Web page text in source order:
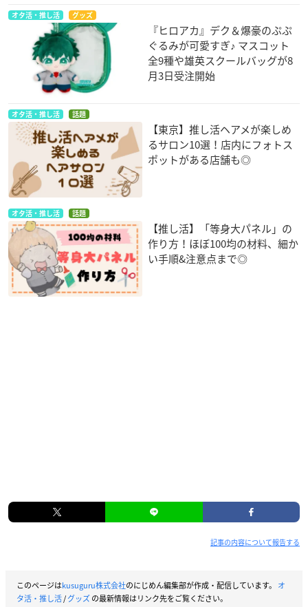
オタ活・推し活 グッズ
『ヒロアカ』デク＆爆豪のぷぷ
ぐるみが可愛すぎ♪ マスコット
全9種や雄英スクールバッグが8
月3日受注開始
オタ活・推し活 話題
【東京】推し活ヘアメが楽しめ
るサロン10選！店内にフォトス
ポットがある店舗も◎
オタ活・推し活 話題
【推し活】「等身大パネル」の
作り方！ほぼ100均の材料、細か
い手順&注意点まで◎
記事の内容について報告する
このページはkusuguru株式会社のにじめん編集部が作成・配信しています。 オ
タ活・推し活/グッズの最新情報はリンク先をご覧ください。